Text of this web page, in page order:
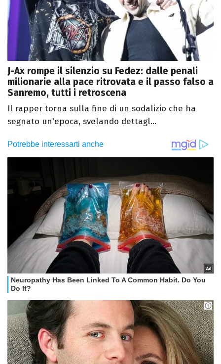
J-Ax rompe il silenzio su Fedez: dalle penali
milionarie alla pace ritrovata e il passo falso a
Sanremo, tutti i retroscena
Il rapper torna sulla fine di un sodalizio che ha
segnato un'epoca, svelando dettagl...